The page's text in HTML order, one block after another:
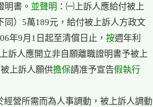
明書。 並聲明 ：㈠上訴人應給付被上
同）5萬189元，給付被上訴人方政文
年9月1日起至清償日止，
按週年利
訴人應開立非自願離職證明書予被上
被上訴人願供
擔保請准予宣告假執行
經營所需而為人事調動，被上訴人調動